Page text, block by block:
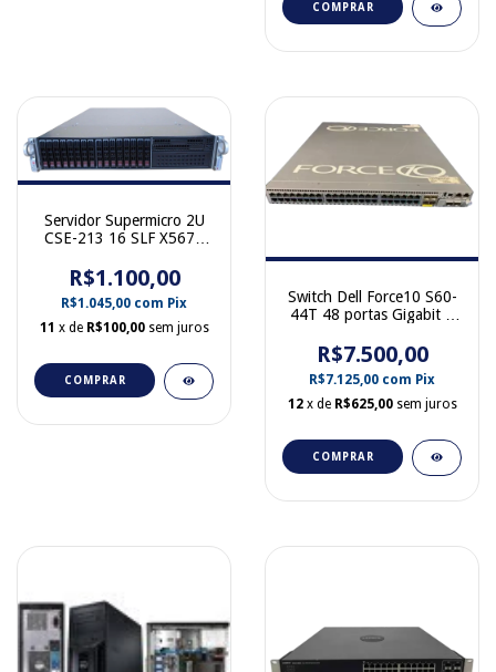
COMPRAR
Servidor Supermicro 2U
CSE-213 16 SLF X5670
R$1.100,00
R$1.045,00 com Pix
11 x de R$100,00 sem juros
COMPRAR
Switch Dell Force10 S60-
44T 48 portas Gigabit 4
00520-02 07FM2W
R$7.500,00
R$7.125,00 com Pix
12 x de R$625,00 sem juros
COMPRAR